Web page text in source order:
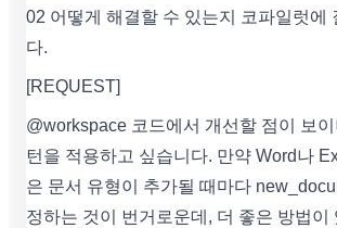
02 어떻게 해결할 수 있는지 코파일럿에
다.
[REQUEST]
@workspace 코드에서 개선할 점이 보
턴을 적용하고 싶습니다. 만약 Word나
은 문서 유형이 추가될 때마다
정하는 것이 번거로운데, 더 좋은 방법이